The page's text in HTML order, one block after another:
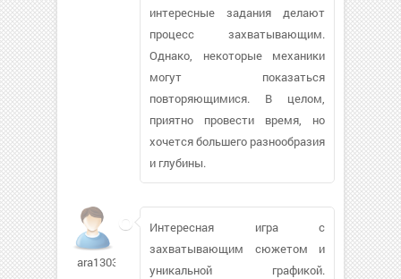
интересные задания делают
процесс захватывающим.
Однако, некоторые механики
могут показаться
повторяющимися. В целом,
приятно провести время, но
хочется большего разнообразия
и глубины.
ara130335
Интересная игра с
захватывающим сюжетом и
уникальной графикой.